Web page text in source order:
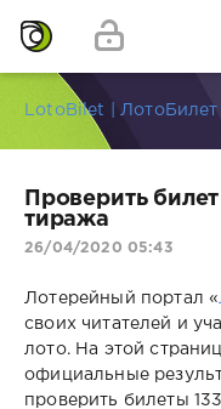
LotoBilet | ЛотоБилет
Проверить
тиража
26/04/2020 05:43
Лотерейный портал «
своих читателей и
лото. На этой
официальные
проверить билеты